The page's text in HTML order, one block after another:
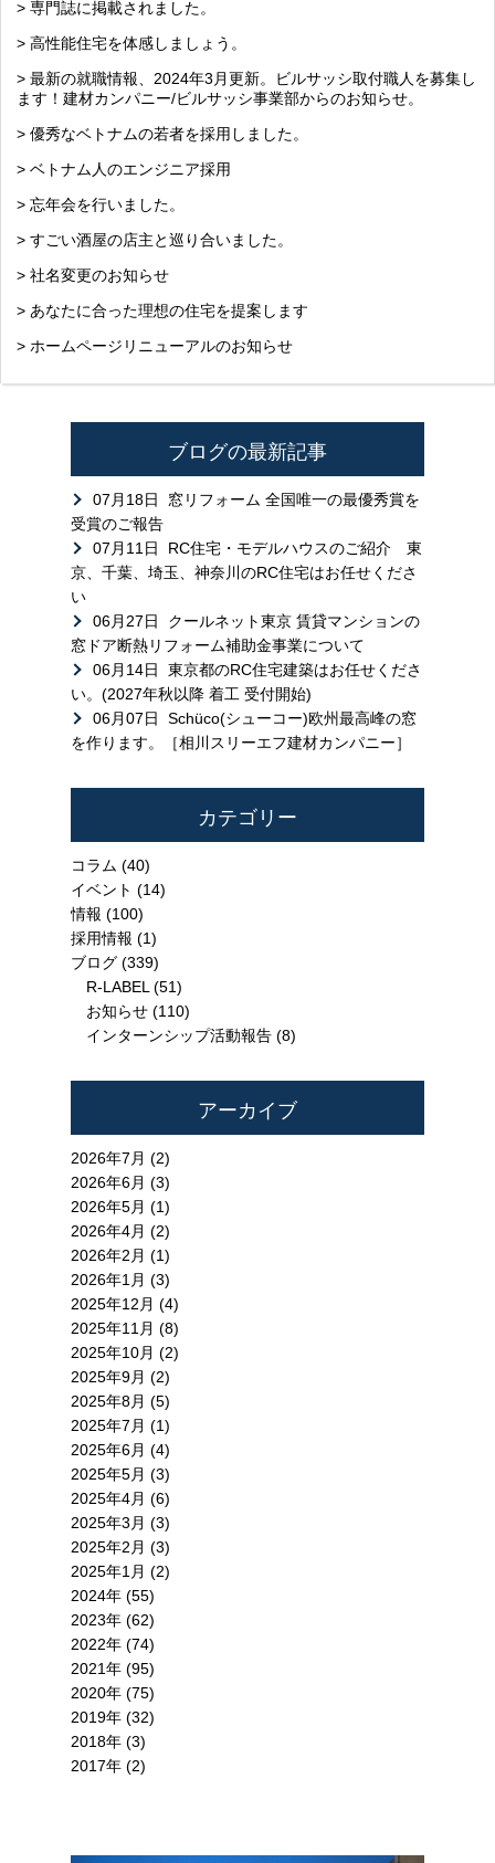
> 専門誌に掲載されました。
> 高性能住宅を体感しましょう。
> 最新の就職情報、2024年3月更新。ビルサッシ取付職人を募集し
ます！建材カンパニー/ビルサッシ事業部からのお知らせ。
> 優秀なベトナムの若者を採用しました。
> ベトナム人のエンジニア採用
> 忘年会を行いました。
> すごい酒屋の店主と巡り合いました。
> 社名変更のお知らせ
> あなたに合った理想の住宅を提案します
> ホームページリニューアルのお知らせ
ブログの最新記事
07月18日
窓リフォーム 全国唯一の最優秀賞を
受賞のご報告
07月11日
RC住宅・モデルハウスのご紹介 東
京、千葉、埼玉、神奈川のRC住宅はお任せくださ
い
06月27日
クールネット東京 賃貸マンションの
窓ドア断熱リフォーム補助金事業について
06月14日
東京都のRC住宅建築はお任せくださ
い。(2027年秋以降 着工 受付開始)
06月07日
Schüco(シューコー)欧州最高峰の窓
を作ります。［相川スリーエフ建材カンパニー］
カテゴリー
コラム (40)
イベント (14)
情報 (100)
採用情報 (1)
ブログ (339)
R-LABEL (51)
お知らせ (110)
インターンシップ活動報告 (8)
アーカイブ
2026年7月 (2)
2026年6月 (3)
2026年5月 (1)
2026年4月 (2)
2026年2月 (1)
2026年1月 (3)
2025年12月 (4)
2025年11月 (8)
2025年10月 (2)
2025年9月 (2)
2025年8月 (5)
2025年7月 (1)
2025年6月 (4)
2025年5月 (3)
2025年4月 (6)
2025年3月 (3)
2025年2月 (3)
2025年1月 (2)
2024年 (55)
2023年 (62)
2022年 (74)
2021年 (95)
2020年 (75)
2019年 (32)
2018年 (3)
2017年 (2)